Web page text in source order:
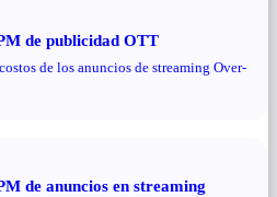
de publicidad OTT
de los anuncios de streaming Over-
de anuncios en streaming